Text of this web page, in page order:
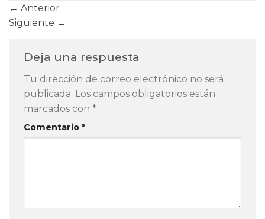
← Anterior
Siguiente →
Deja una respuesta
Tu dirección de correo electrónico no será
publicada. Los campos obligatorios están
marcados con *
Comentario *